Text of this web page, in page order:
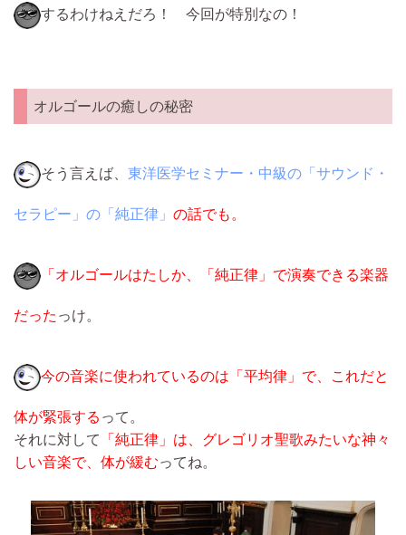
するわけねえだろ！ 今回が特別なの！
オルゴールの癒しの秘密
そう言えば、 東洋医学セミナー・中級の「サウンド・
セラピー」の「純正律」 の話でも。
「オルゴールはたしか、「純正律」で演奏できる楽器
だった っけ。
今の音楽に使われているのは「平均律」で、これだと
体が緊張する って。
それに対して
「純正律」は、グレゴリオ聖歌みたいな神々
しい音楽で、体が緩むってね。